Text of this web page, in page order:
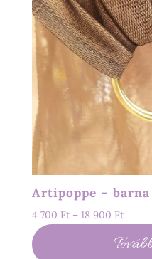
Artipoppe – barna
4 700 Ft – 18 900 Ft
700 Ft